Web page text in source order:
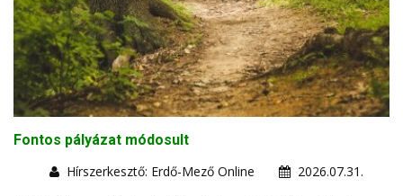
Fontos pályázat módosult
Hírszerkesztő: Erdő-Mező Online
2026.07.31.